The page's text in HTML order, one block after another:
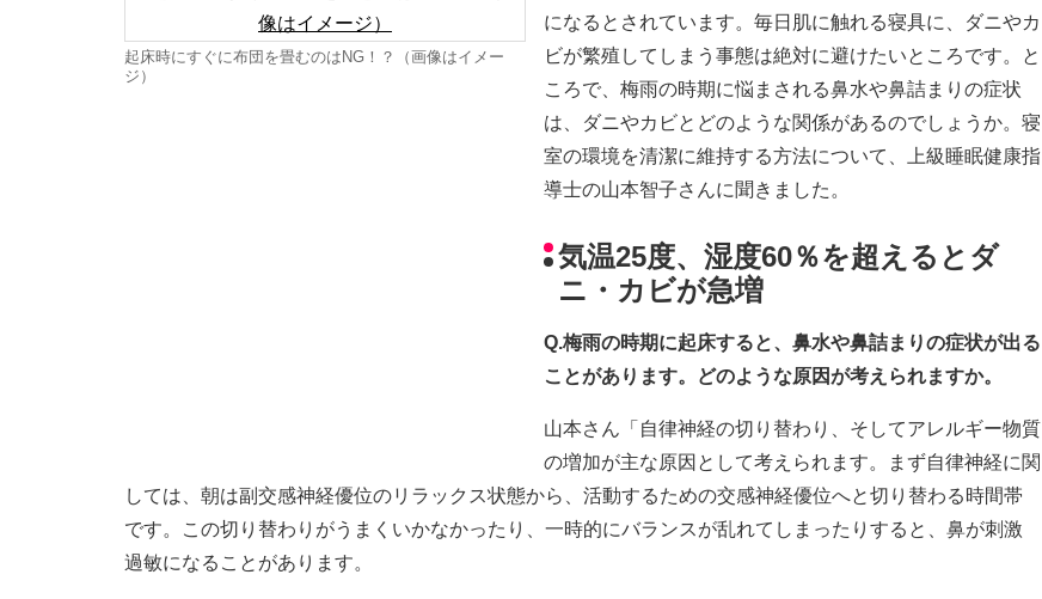
起床時にすぐに布団を畳むのはNG！？（画像はイメー
ジ）
になるとされています。毎日肌に触れる寝具に、ダニやカ
ビが繁殖してしまう事態は絶対に避けたいところです。と
ころで、梅雨の時期に悩まされる鼻水や鼻詰まりの症状
は、ダニやカビとどのような関係があるのでしょうか。寝
室の環境を清潔に維持する方法について、上級睡眠健康指
導士の山本智子さんに聞きました。
気温25度、湿度60％を超えるとダ
ニ・カビが急増
Q.梅雨の時期に起床すると、鼻水や鼻詰まりの症状が出る
ことがあります。どのような原因が考えられますか。
山本さん「自律神経の切り替わり、そしてアレルギー物質
の増加が主な原因として考えられます。まず自律神経に関
しては、朝は副交感神経優位のリラックス状態から、活動するための交感神経優位へと切り替わる時間帯
です。この切り替わりがうまくいかなかったり、一時的にバランスが乱れてしまったりすると、鼻が刺激
過敏になることがあります。